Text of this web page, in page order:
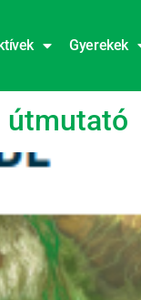
Gyerekek
útmutató